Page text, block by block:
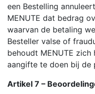
een Bestelling
MENUTE dat bedrag
waarvan de betaling
Besteller valse of
behoudt MENUTE
aangifte te doen bij de
Artikel 7 –